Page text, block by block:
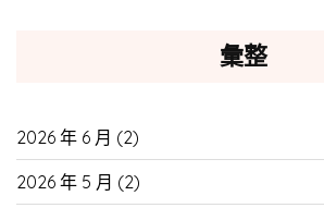
彙整
2026 年 6 月 (2)
2026 年 5 月 (2)